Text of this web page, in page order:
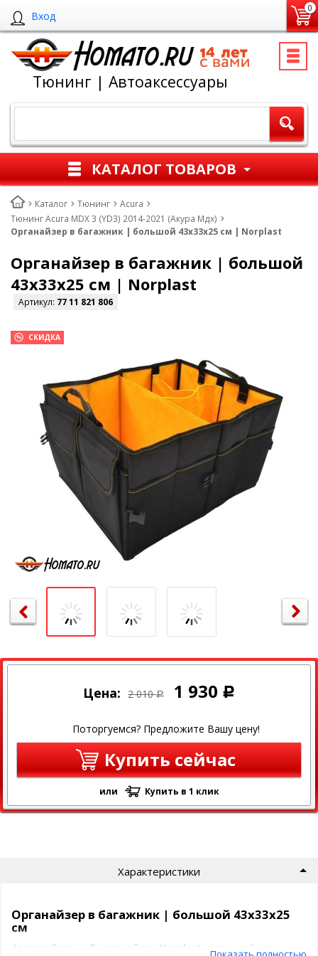
Вход
0
Тюнинг | Автоаксессуары
КАТАЛОГ ТОВАРОВ
Каталог Тюнинг
Acura
Тюнинг Acura MDX 3 (YD3) 2014-2021 (Акура Мдх)
Органайзер в багажник | большой 43x33х25 см | Norplast
Органайзер в багажник | большой
43x33х25 см | Norplast
Артикул: 77 11 821 806
СКИДКА
Цена: 2 010 Р 1 930 Р
Поторгуемся? Предложите Вашу цену!
Купить сейчас
или Купить в 1 клик
Характеристики
Органайзер в багажник | большой 43x33x25
см
Автомобильный органайзер Norplast
— это удобная и